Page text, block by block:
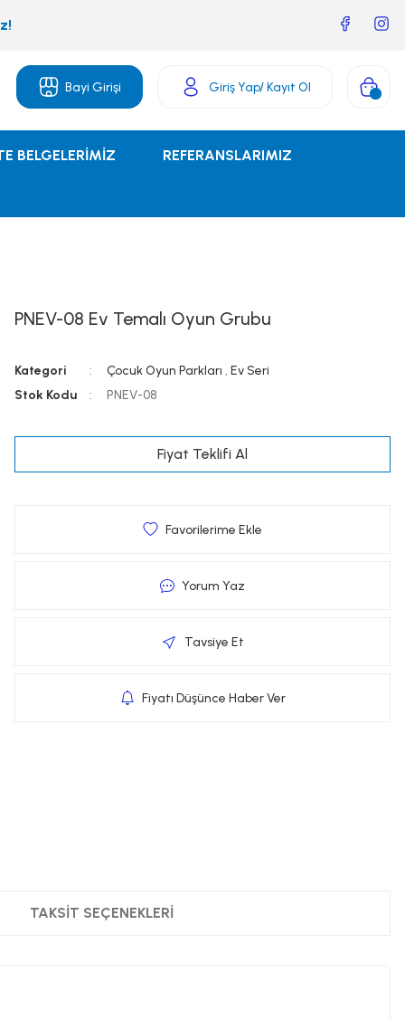
Bayi Girişi Giriş Yap/ Kayıt Ol
BELGELERİMİZ REFERANSLARIMIZ
PNEV-08 Ev Temalı Oyun Grubu
Kategori Çocuk Oyun Parkları ,Ev Seri
Stok Kodu
PNEV-08
Fiyat Teklifi Al
Yorum Yaz
Tavsiye Et
Fiyatı Düşünce Haber Ver
TAKSIT SEÇENEKLERI